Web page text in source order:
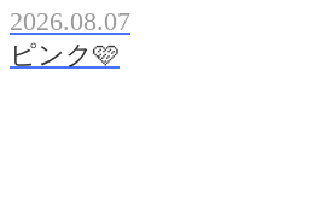
2026.08.07
ピンク🩷